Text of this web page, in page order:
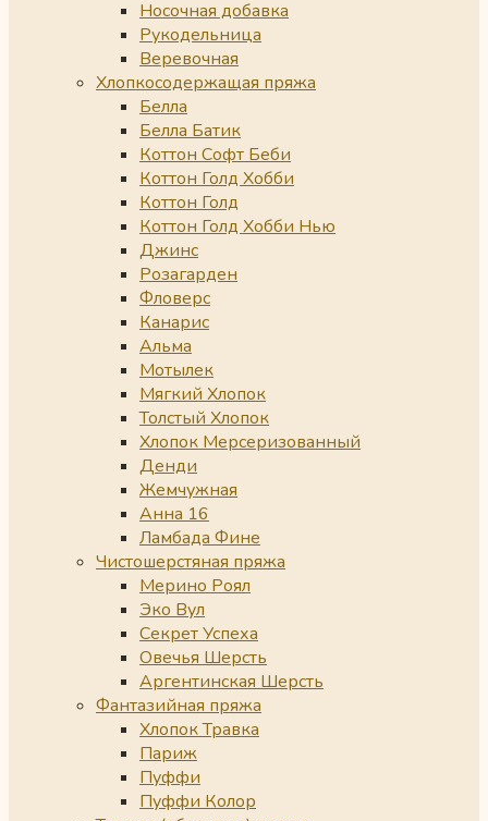
Носочная добавка
Рукодельница
Веревочная
Хлопкосодержащая пряжа
Белла
Белла Батик
Коттон Софт Беби
Коттон Голд Хобби
Коттон Голд
Коттон Голд Хобби Нью
Джинс
Розагарден
Фловерс
Канарис
Альма
Мотылек
Мягкий Хлопок
Толстый Хлопок
Хлопок Мерсеризованный
Денди
Жемчужная
Анна 16
Ламбада Фине
Чистошерстяная пряжа
Мерино Роял
Эко Вул
Секрет Успеха
Овечья Шерсть
Аргентинская Шерсть
Фантазийная пряжа
Хлопок Травка
Париж
Пуффи
Пуффи Колор